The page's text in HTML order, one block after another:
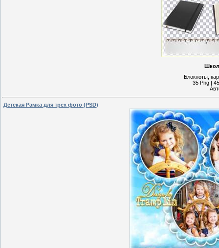
Блокноты,
35 Png |
Детская Рамка для трёх фото (PSD)